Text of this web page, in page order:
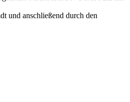
und anschließend durch den